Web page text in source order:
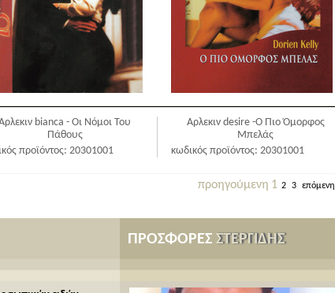
bianca - Οι Νόμοι Του
Πάθους
προϊόντος: 20301001
Αρλεκιν desire -Ο Πιο Όμορφος
Μπελάς
κωδικός προϊόντος: 20301001
προηγούμενη 1 2 3 επόμενη
ΠΡΟΣΦΟΡΕΣ ΣΤΕΡΓΙΔΗΣ